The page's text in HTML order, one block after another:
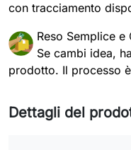
con tracciamento
Reso Semplice e
Se cambi idea,
prodotto. Il processo
Dettagli del